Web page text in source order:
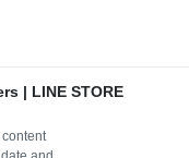
| LINE STORE